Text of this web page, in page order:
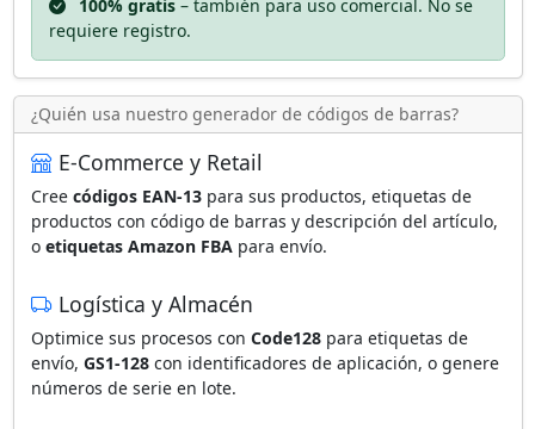
100% gratis– también para uso comercial. No se
requiere registro.
¿Quién usa nuestro generador de códigos de barras?
E-Commerce y Retail
Cree códigos EAN-13para sus productos, etiquetas de
productos con código de barras y descripción del artículo,
o etiquetas Amazon FBApara envío.
Logística y Almacén
Optimice sus procesos con Code128para etiquetas de
envío, GS1-128con identificadores de aplicación, o genere
números de serie en lote.